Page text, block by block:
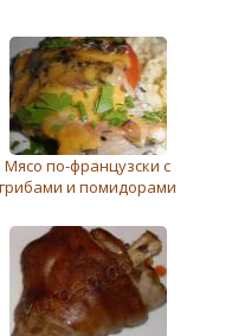
Мясо по-французски с
грибами и помидорами